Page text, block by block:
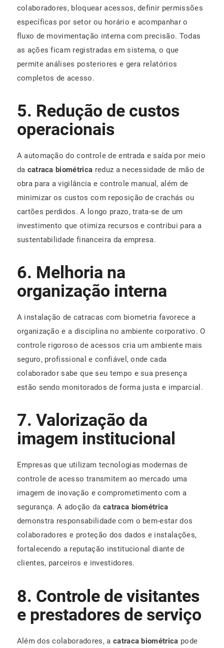
colaboradores, bloquear acessos, definir permissões
específicas por setor ou horário e acompanhar o
fluxo de movimentação interna com precisão. Todas
as ações ficam registradas em sistema, o que
permite análises posteriores e gera relatórios
completos de acesso.
5. Redução de custos
operacionais
A automação do controle de entrada e saída por meio
da catraca biométrica reduz a necessidade de mão de
obra para a vigilância e controle manual, além de
minimizar os custos com reposição de crachás ou
cartões perdidos. A longo prazo, trata-se de um
investimento que otimiza recursos e contribui para a
sustentabilidade financeira da empresa.
6. Melhoria na
organização interna
A instalação de catracas com biometria favorece a
organização e a disciplina no ambiente corporativo. O
controle rigoroso de acessos cria um ambiente mais
seguro, profissional e confiável, onde cada
colaborador sabe que seu tempo e sua presença
estão sendo monitorados de forma justa e imparcial.
7. Valorização da
imagem institucional
Empresas que utilizam tecnologias modernas de
controle de acesso transmitem ao mercado uma
imagem de inovação e comprometimento com a
segurança. A adoção da catraca biométrica
demonstra responsabilidade com o bem-estar dos
colaboradores e proteção dos dados e instalações,
fortalecendo a reputação institucional diante de
clientes, parceiros e investidores.
8. Controle de visitantes
e prestadores de serviço
Além dos colaboradores, a catraca biométrica pode